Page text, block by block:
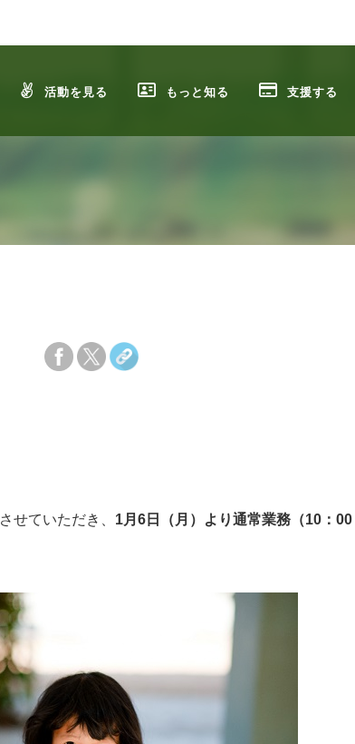
活動を見る もっと知る 支援する
させていただき、 1月6日（月）より通常業務（10：